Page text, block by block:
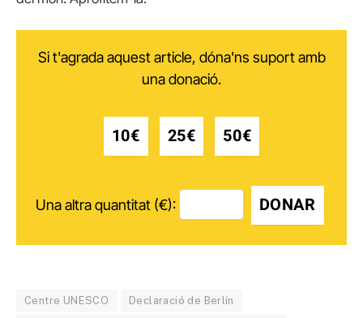
Si t'agrada aquest article, dóna'ns suport amb
una donació.
10€ 25€ 50€
Una altra quantitat (€): DONAR
Centre UNESCO Declaració de Berlín